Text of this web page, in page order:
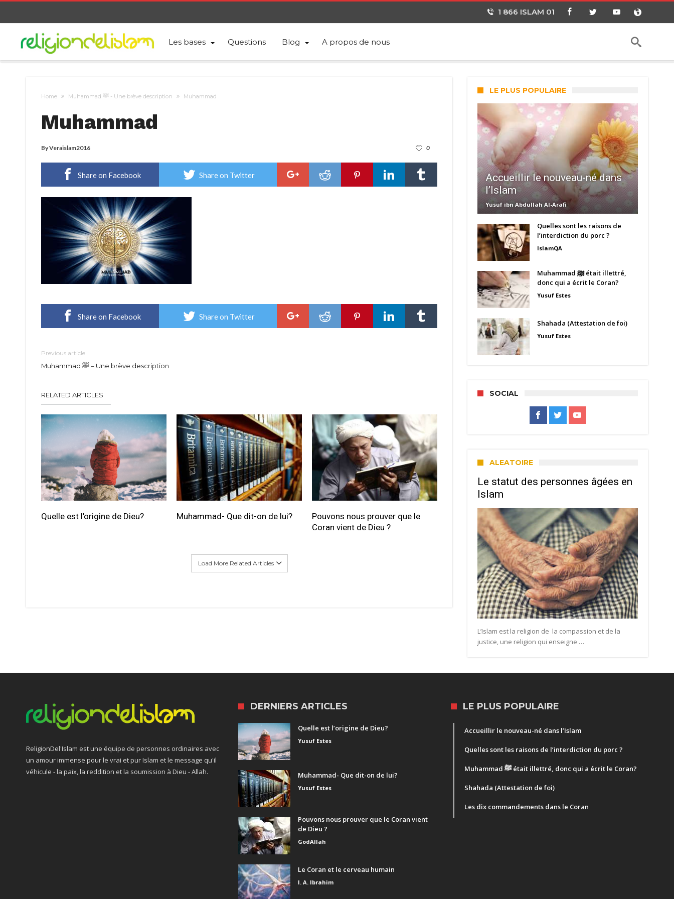
1 866 ISLAM 01
Les bases Questions Blog A propos de nous
Home Muhammad ﷺ - Une brève description Muhammad
Muhammad
ByVeraislam2016 0
Share on Facebook Share on Twitter
Share on Facebook Share on Twitter
Previous article
Muhammad ﷺ – Une brève description
RELATED ARTICLES
Quelle est l’origine de Dieu? Muhammad- Que dit-on de lui?
Pouvons nous prouver que le
Coran vient de Dieu ?
Load More Related Articles
LE PLUS POPULAIRE
Accueillir le nouveau-né dans
l’Islam
Yusuf ibn Abdullah Al-Arafi
Quelles sont les raisons de
l’interdiction du porc ?
IslamQA
Muhammad ﷺ était illettré,
donc qui a écrit le Coran?
Yusuf Estes
Shahada (Attestation de foi)
Yusuf Estes
SOCIAL
ALEATOIRE
Le statut des personnes âgées en
Islam
L’Islam est la religion de la compassion et de la
justice, une religion qui enseigne …
ReligionDel'Islam est une équipe de personnes ordinaires avec
un amour immense pour le vrai et pur Islam et le message qu'il
véhicule - la paix, la reddition et la soumission à Dieu - Allah.
DERNIERS ARTICLES
Quelle est l’origine de Dieu?
Yusuf Estes
Muhammad- Que dit-on de lui?
Yusuf Estes
Pouvons nous prouver que le Coran vient
de Dieu ?
GodAllah
Le Coran et le cerveau humain
I. A. Ibrahim
LE PLUS POPULAIRE
Accueillir le nouveau-né dans l’Islam
Quelles sont les raisons de l’interdiction du porc ?
Muhammad ﷺ était illettré, donc qui a écrit le Coran?
Shahada (Attestation de foi)
Les dix commandements dans le Coran